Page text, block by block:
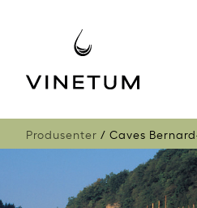
Produsenter Caves